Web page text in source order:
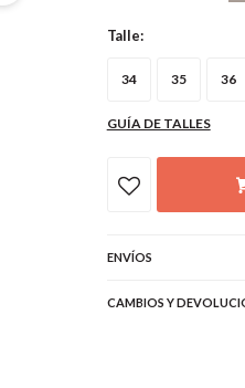
Talle:
34 35 36
GUÍA DE TALLES
ENVÍOS
CAMBIOS Y